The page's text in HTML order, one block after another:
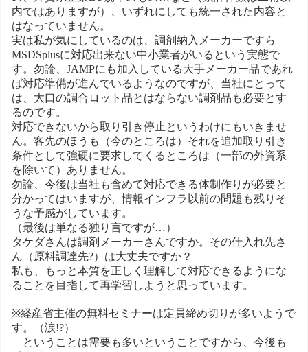
内ではありますが）、いずれにしても統一された内容と
はなっていません。
実は私が気にしているのは、調剤納入メーカーですら
MSDSplusに対応出来ない中小業者がいるという実態で
す。勿論、JAMPにも加入している大手メーカー品であれ
ば対応準備が進んでいるようなのですが、当社にとって
は、大口の調合ロット品とはならない調剤品も必要とす
るのです。
対応できないから取り引き停止というわけにもいきませ
ん。客先のほうも（今のところは）それを追加取り引き
条件として強硬に要求してくるところは（一部の外資系
を除いて）ありません。
勿論、今後は当社も含めて対応できる体制作りが必要と
分かってはいますが、情報インフラ以前の問題も残りそ
うな予感がしています。
（最後は単なる独り言ですが…）
タケダさんは調剤メーカーさんですか。その仕入れ先さ
ん（原料調達先?）は大丈夫ですか？
私も、もっと本質を正しく理解して対応できるようにな
ることを目指して再学習しようと思っています。
※経産省主催の無料セミナーは定員締め切りが多いようで
す。（涙!?）
ということは需要も多いということですから、今後も